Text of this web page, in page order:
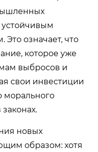
означает, что
которое уже
выбросов и
свои инвестиции
морального
новых
образом: хотя